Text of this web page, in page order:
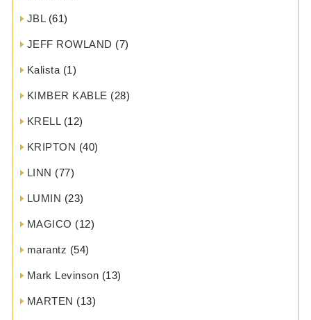
JBL(61)
JEFF ROWLAND (7)
Kalista(1)
KIMBER KABLE (28)
KRELL(12)
KRIPTON (40)
LINN (77)
LUMIN (23)
MAGICO (12)
marantz (54)
Mark Levinson (13)
MARTEN (13)